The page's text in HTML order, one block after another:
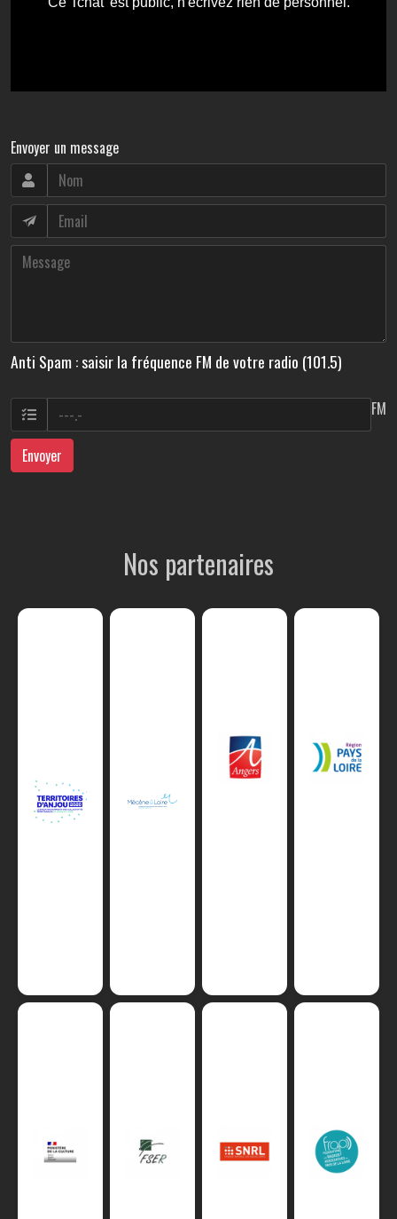
Envoyer un message
Anti Spam : saisir la fréquence FM de votre radio (101.5)
FM
Envoyer
Nos partenaires